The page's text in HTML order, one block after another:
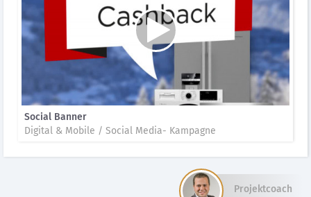
Social Banner
Digital & Mobile / Social Media- Kampagne
Projektcoach